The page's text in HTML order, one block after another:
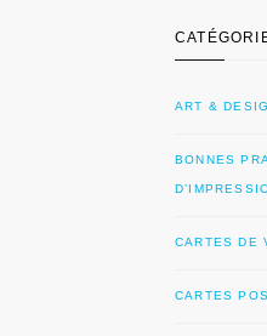
ART &
BONNES
CARTES DE
CARTES